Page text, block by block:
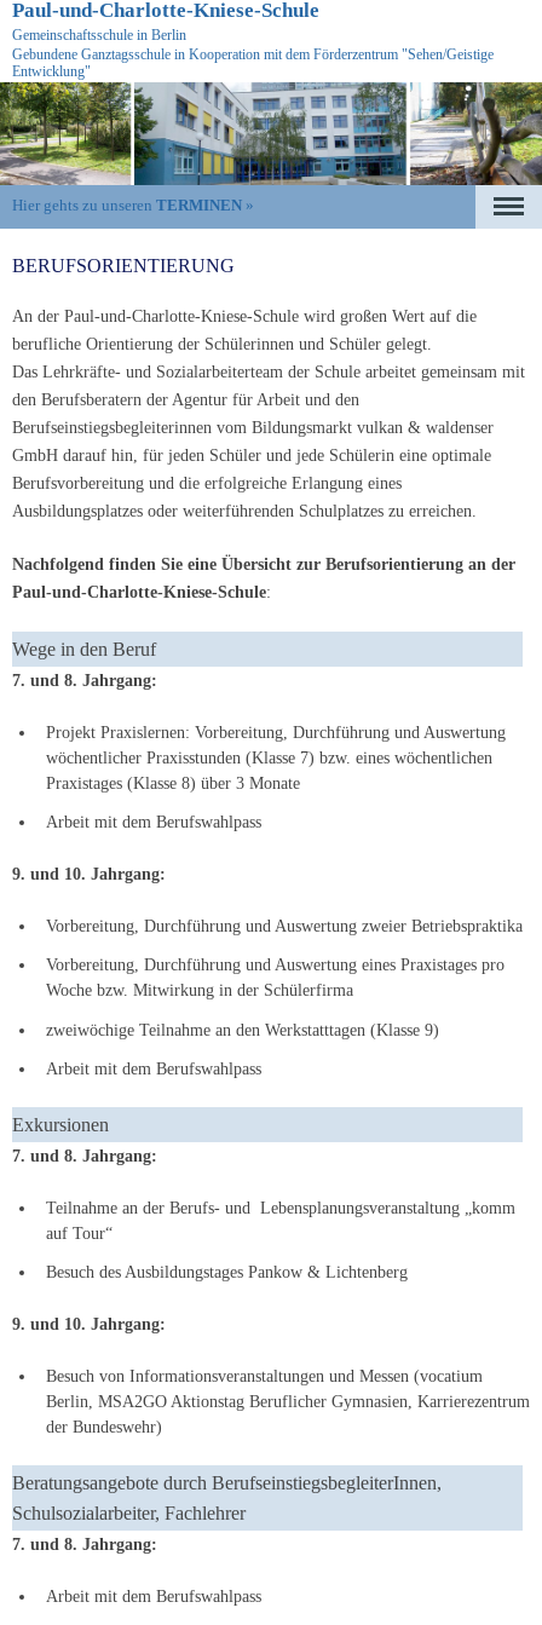
Paul-und-Charlotte-Kniese-Schule
Gemeinschaftsschule in Berlin
Gebundene Ganztagsschule in Kooperation mit dem Förderzentrum "Sehen/Geistige
Entwicklung"
Hier gehts zu unseren TERMINEN »
BERUFSORIENTIERUNG
An der Paul-und-Charlotte-Kniese-Schule wird großen Wert auf die
berufliche Orientierung der Schülerinnen und Schüler gelegt.
Das Lehrkräfte- und Sozialarbeiterteam der Schule arbeitet gemeinsam mit
den Berufsberatern der Agentur für Arbeit und den
Berufseinstiegsbegleiterinnen vom Bildungsmarkt vulkan & waldenser
GmbH darauf hin, für jeden Schüler und jede Schülerin eine optimale
Berufsvorbereitung und die erfolgreiche Erlangung eines
Ausbildungsplatzes oder weiterführenden Schulplatzes zu erreichen.
Nachfolgend finden Sie eine Übersicht zur Berufsorientierung an der
Paul-und-Charlotte-Kniese-Schule:
Wege in den Beruf
7. und 8. Jahrgang:
Projekt Praxislernen: Vorbereitung, Durchführung und Auswertung
wöchentlicher Praxisstunden (Klasse 7) bzw. eines wöchentlichen
Praxistages (Klasse 8) über 3 Monate
Arbeit mit dem Berufswahlpass
9. und 10. Jahrgang:
Vorbereitung, Durchführung und Auswertung zweier Betriebspraktika
Vorbereitung, Durchführung und Auswertung eines Praxistages pro
Woche bzw. Mitwirkung in der Schülerfirma
zweiwöchige Teilnahme an den Werkstatttagen (Klasse 9)
Arbeit mit dem Berufswahlpass
Exkursionen
7. und 8. Jahrgang:
Teilnahme an der Berufs- und Lebensplanungsveranstaltung „komm
auf Tour“
Besuch des Ausbildungstages Pankow & Lichtenberg
9. und 10. Jahrgang:
Besuch von Informationsveranstaltungen und Messen (vocatium
Berlin, MSA2GO Aktionstag Beruflicher Gymnasien, Karrierezentrum
der Bundeswehr)
Beratungsangebote durch BerufseinstiegsbegleiterInnen,
Schulsozialarbeiter, Fachlehrer
7. und 8. Jahrgang:
Arbeit mit dem Berufswahlpass